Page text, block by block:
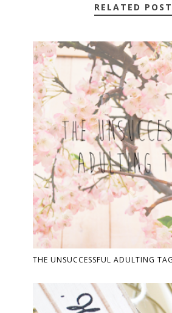
RELATED
THE UNSUCCESSFUL ADULTING TAG